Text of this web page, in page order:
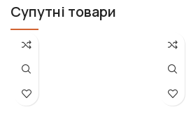
Супутні товари